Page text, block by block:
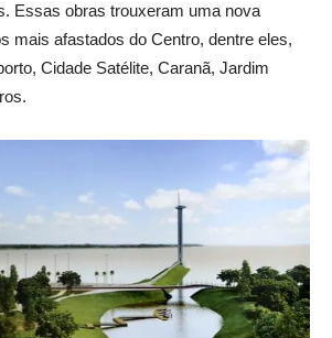
Essas obras trouxeram uma nova
mais afastados do Centro, dentre eles,
Cidade Satélite, Caranã, Jardim